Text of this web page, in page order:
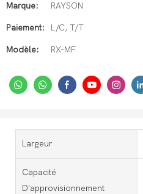
Marque: RAYSON
Paiement: L/C, T/T
Modèle: RX-MF
Largeur
Capacité
D'approvisionnement